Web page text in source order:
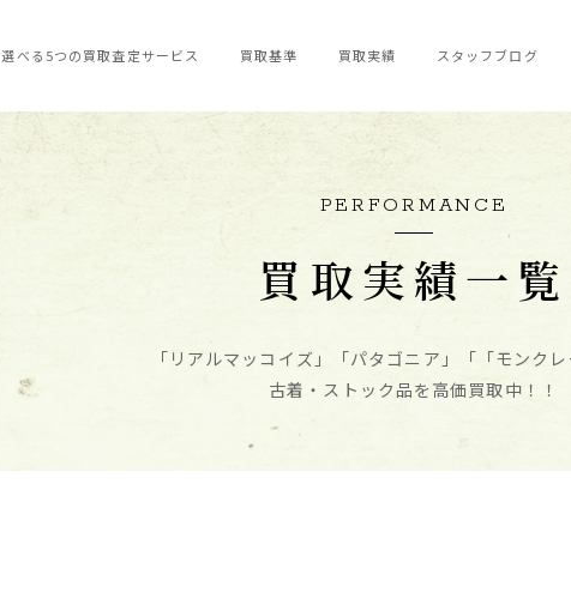
選べる5つの買取査定サービス 買取基準 買取実績 スタッフブログ
PERFORMANCE
買取実績一覧
「リアルマッコイズ」「パタゴニア」
「「モンク
古着・ストック品を高価買取中！！